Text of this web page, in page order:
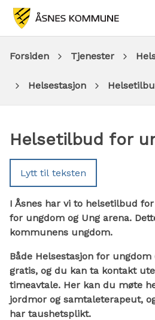
Du
er
Forsiden Tjenester
Helsestasjon
Helsetilbud for
Lytt til teksten
I Åsnes har vi to helsetilbud
for ungdom og Ung arena.
kommunens ungdom.
Både Helsestasjon for
gratis, og du kan ta kontakt
timeavtale. Her kan du møte
jordmor og samtaleterapeut,
har taushetsplikt.